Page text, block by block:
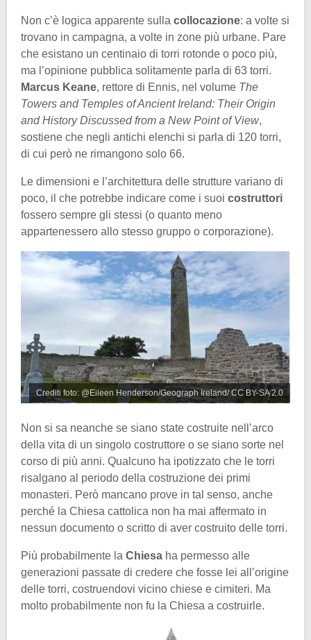
Non c’è logica apparente sulla collocazione: a volte si
trovano in campagna, a volte in zone più urbane. Pare
che esistano un centinaio di torri rotonde o poco più,
ma l’opinione pubblica solitamente parla di 63 torri.
Marcus Keane, rettore di Ennis, nel volume The
Towers and Temples of Ancient Ireland: Their Origin
and History Discussed from a New Point of View,
sostiene che negli antichi elenchi si parla di 120 torri,
di cui però ne rimangono solo 66.
Le dimensioni e l’architettura delle strutture variano di
poco, il che potrebbe indicare come i suoi costruttori
fossero sempre gli stessi (o quanto meno
appartenessero allo stesso gruppo o corporazione).
Crediti foto: @Eileen Henderson/Geograph Ireland/ CC BY-SA 2.0
Non si sa neanche se siano state costruite nell’arco
della vita di un singolo costruttore o se siano sorte nel
corso di più anni. Qualcuno ha ipotizzato che le torri
risalgano al periodo della costruzione dei primi
monasteri. Però mancano prove in tal senso, anche
perché la Chiesa cattolica non ha mai affermato in
nessun documento o scritto di aver costruito delle torri.
Più probabilmente la Chiesa ha permesso alle
generazioni passate di credere che fosse lei all’origine
delle torri, costruendovi vicino chiese e cimiteri. Ma
molto probabilmente non fu la Chiesa a costruirle.